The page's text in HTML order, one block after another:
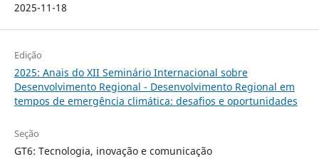
2025-11-18
Edição
2025: Anais do XII Seminário Internacional sobre
Desenvolvimento Regional - Desenvolvimento Regional em
tempos de emergência climática: desafios e oportunidades
Seção
GT6: Tecnologia, inovação e comunicação